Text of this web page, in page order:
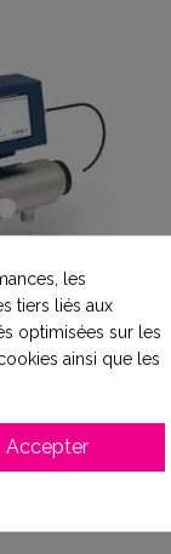
3,7 m3/h -
les
tiers liés aux
optimisées sur les
ainsi que les
Accepter